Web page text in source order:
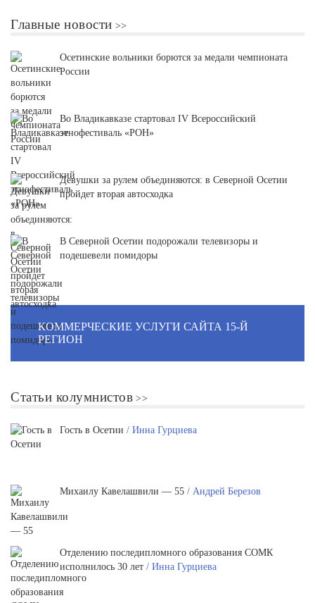
Главные новости
Осетинские вольники борются за медали чемпионата
России
Во Владикавказе стартовал IV Всероссийский
этнофестиваль «РОН»
Девушки за рулем объединяются: в Северной Осетии
пройдет вторая автосходка
В Северной Осетии подорожали телевизоры и
подешевели помидоры
КОММЕРЧЕСКИЕ УСЛУГИ САЙТА 15-Й
РЕГИОН
Статьи колумнистов
Гость в Осетии / Инна Гурциева
Михаилу Кавелашвили — 55 / Андрей Березов
Отделению последипломного образования СОМК
исполнилось 30 лет / Инна Гурциева